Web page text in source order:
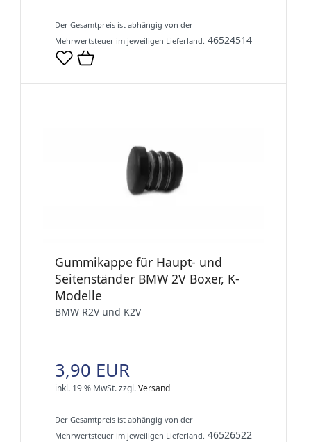
Der Gesamtpreis ist abhängig von der
Mehrwertsteuer im jeweiligen Lieferland. 46524514
Gummikappe für Haupt- und
Seitenständer BMW 2V Boxer, K-
Modelle
BMW R2V und K2V
3,90 EUR
inkl. 19 % MwSt.zzgl.Versand
Der Gesamtpreis ist abhängig von der
Mehrwertsteuer im jeweiligen Lieferland. 46526522